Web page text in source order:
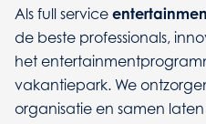
Als full service
de beste professionals,
het
vakantiepark. We
organisatie en samen